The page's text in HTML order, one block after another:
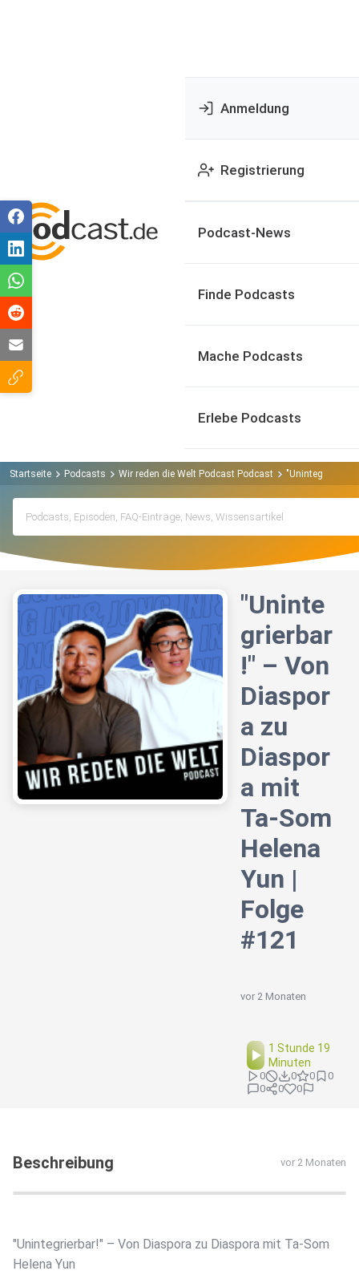
Anmeldung
Registrierung
Podcast-News
Finde Podcasts
Mache Podcasts
Erlebe Podcasts
Startseite Podcasts Wir reden die Welt Podcast Podcast
"Uninte
grierbar
!" – Von
Diaspor
a zu
Diaspor
a mit
Ta-Som
Helena
Yun |
Folge
#121
vor 2 Monaten
1 Stunde 19
Minuten
0 0 0
0
0
0 0
Beschreibung vor 2 Monaten
"Unintegrierbar!" – Von Diaspora zu Diaspora mit Ta-Som
Helena Yun